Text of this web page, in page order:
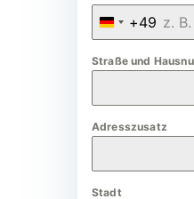
G
e
m
a
+49
Straße und
Adresszusatz
Stadt